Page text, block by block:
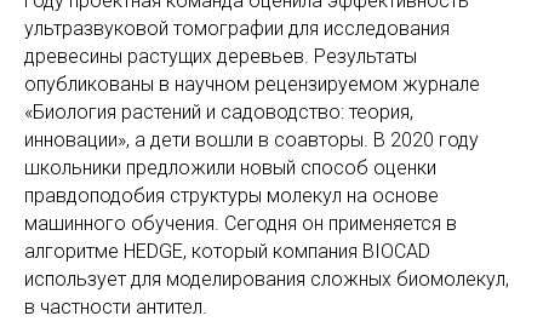
ультразвуковой томографии для исследования
древесины растущих деревьев. Результаты
опубликованы в научном рецензируемом журнале
«Биология растений и садоводство: теория,
инновации», а дети вошли в соавторы. В 2020 году
школьники предложили новый способ оценки
правдоподобия структуры молекул на основе
машинного обучения. Сегодня он применяется в
алгоритме HEDGE, который компания BIOCAD
использует для моделирования сложных биомолекул,
в частности антител.